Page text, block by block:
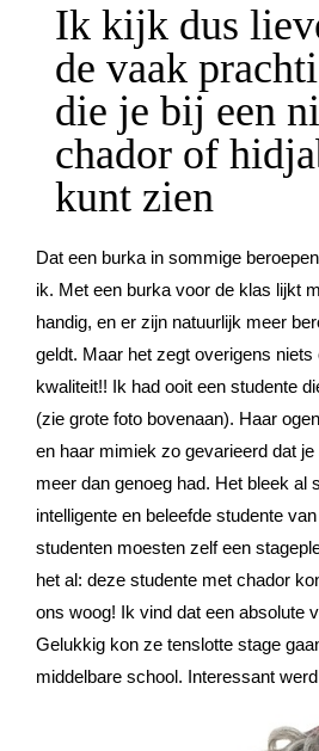
Ik kijk dus
de vaak
die je bij een
chador of
kunt zien
Dat een burka in sommige
ik. Met een burka voor de klas lijkt
handig, en er zijn natuurlijk meer
geldt. Maar het zegt overigens
kwaliteit!! Ik had ooit een studente
(zie grote foto bovenaan). Haar
en haar mimiek zo gevarieerd dat
meer dan genoeg had. Het bleek al
intelligente en beleefde studente
studenten moesten zelf een
het al: deze studente met chador
ons woog! Ik vind dat een absolute
Gelukkig kon ze tenslotte stage
middelbare school. Interessant